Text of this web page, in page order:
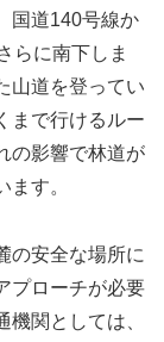
国道140号線か
らに南下しま
山道を登ってい
まで行けるルー
の影響で林道が
す。
の安全な場所に
プローチが必要
関としては、